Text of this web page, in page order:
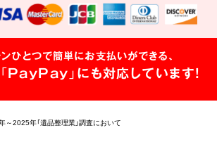
ンひとつで簡単にお支払いができる、
PayPay」にも対応しています!
2025年「遺品整理業」調査において